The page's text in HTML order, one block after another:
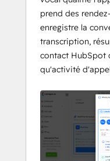
prend des
enregistre la
transcription,
contact HubSpot
qu'activité